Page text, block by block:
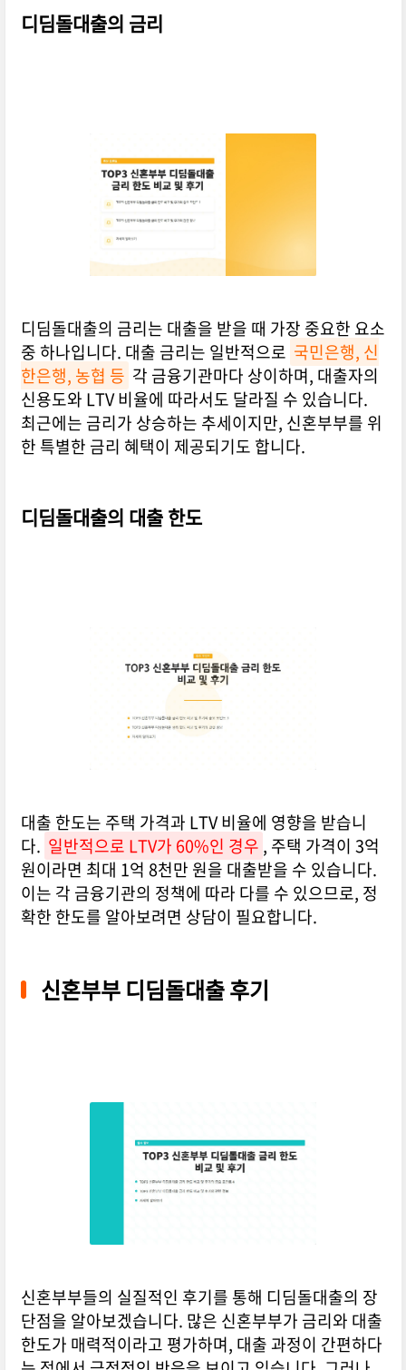
디딤돌대출의 금리
디딤돌대출의 금리는 대출을 받을 때 가장 중요한 요소
중 하나입니다. 대출 금리는 일반적으로 국민은행, 신
한은행, 농협 등 각 금융기관마다 상이하며, 대출자의
신용도와 LTV 비율에 따라서도 달라질 수 있습니다.
최근에는 금리가 상승하는 추세이지만, 신혼부부를 위
한 특별한 금리 혜택이 제공되기도 합니다.
디딤돌대출의 대출 한도
대출 한도는 주택 가격과 LTV 비율에 영향을 받습니
다. 일반적으로 LTV가 60%인 경우 , 주택 가격이 3억
원이라면 최대 1억 8천만 원을 대출받을 수 있습니다.
이는 각 금융기관의 정책에 따라 다를 수 있으므로, 정
확한 한도를 알아보려면 상담이 필요합니다.
신혼부부 디딤돌대출 후기
신혼부부들의 실질적인 후기를 통해 디딤돌대출의 장
단점을 알아보겠습니다. 많은 신혼부부가 금리와 대출
한도가 매력적이라고 평가하며, 대출 과정이 간편하다